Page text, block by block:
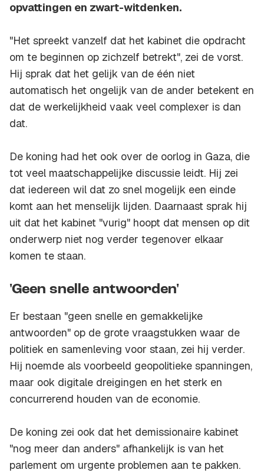
opvattingen en zwart-witdenken.
"Het spreekt vanzelf dat het kabinet die opdracht
om te beginnen op zichzelf betrekt", zei de vorst.
Hij sprak dat het gelijk van de één niet
automatisch het ongelijk van de ander betekent en
dat de werkelijkheid vaak veel complexer is dan
dat.
De koning had het ook over de oorlog in Gaza, die
tot veel maatschappelijke discussie leidt. Hij zei
dat iedereen wil dat zo snel mogelijk een einde
komt aan het menselijk lijden. Daarnaast sprak hij
uit dat het kabinet "vurig" hoopt dat mensen op dit
onderwerp niet nog verder tegenover elkaar
komen te staan.
'Geen snelle antwoorden'
Er bestaan "geen snelle en gemakkelijke
antwoorden" op de grote vraagstukken waar de
politiek en samenleving voor staan, zei hij verder.
Hij noemde als voorbeeld geopolitieke spanningen,
maar ook digitale dreigingen en het sterk en
concurrerend houden van de economie.
De koning zei ook dat het demissionaire kabinet
"nog meer dan anders" afhankelijk is van het
parlement om urgente problemen aan te pakken.